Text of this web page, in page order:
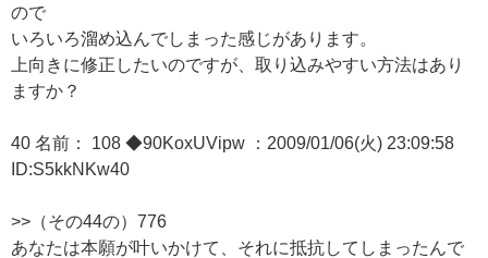
ので
いろいろ溜め込んでしまった感じがあります。
上向きに修正したいのですが、取り込みやすい方法はあり
ますか？
40 名前： 108 ◆90KoxUVipw ：2009/01/06(火) 23:09:58
ID:S5kkNKw40
>>（その44の）776
あなたは本願が叶いかけて、それに抵抗してしまったんで